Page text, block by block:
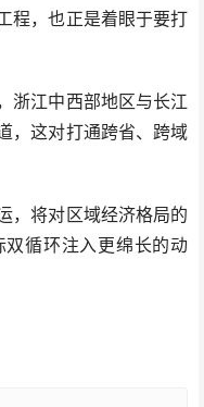
程，也正是着眼于要打
江中西部地区与长江
，这对打通跨省、跨域
将对区域经济格局的
循环注入更绵长的动